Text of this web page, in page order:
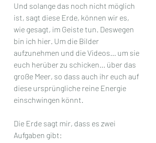
Und solange das noch nicht möglich
ist, sagt diese Erde, können wir es,
wie gesagt, im Geiste tun. Deswegen
bin ich hier. Um die Bilder
aufzunehmen und die Videos... um sie
euch herüber zu schicken... über das
große Meer, so dass auch ihr euch auf
diese ursprüngliche reine Energie
einschwingen könnt.
Die Erde sagt mir, dass es zwei
Aufgaben gibt: